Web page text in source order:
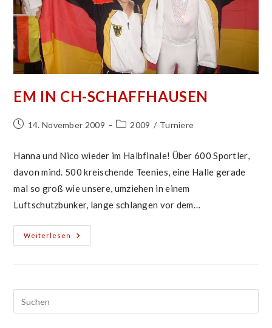
EM IN CH-SCHAFFHAUSEN
Beitrag14. November 2009
Beitrags-
2009 / Turniere
Hanna und Nico wieder im Halbfinale! Über 600 Sportler,
davon mind. 500 kreischende Teenies, eine Halle gerade
mal so groß wie unsere, umziehen in einem
Luftschutzbunker, lange schlangen vor dem…
Weiterlesen
EM
In